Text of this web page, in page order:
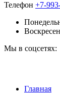
Телефон +7-
Мы в соцсетях:
Главная